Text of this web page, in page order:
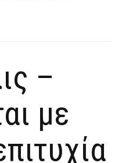
–
με